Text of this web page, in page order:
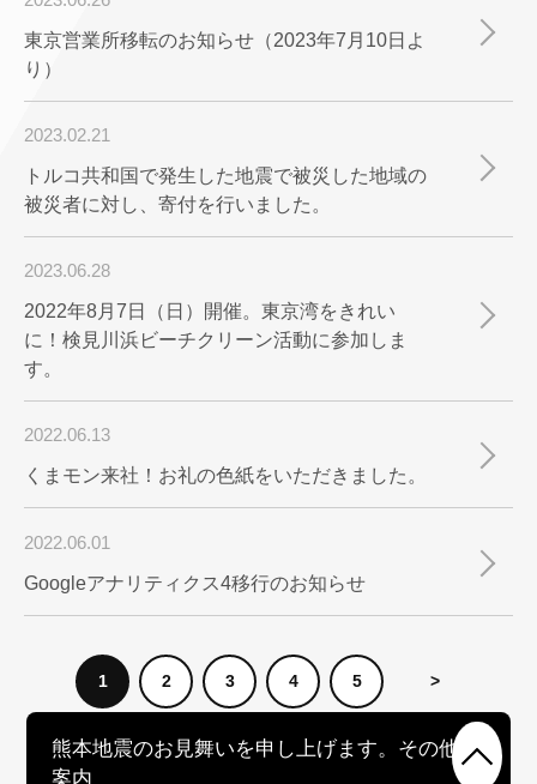
東京営業所移転のお知らせ（2023年7月10日よ
り）
2023.02.21
トルコ共和国で発生した地震で被災した地域の
被災者に対し、寄付を行いました。
2023.06.28
2022年8月7日（日）開催。東京湾をきれい
に！検見川浜ビーチクリーン活動に参加しま
す。
2022.06.13
くまモン来社！お礼の色紙をいただきました。
2022.06.01
Googleアナリティクス4移行のお知らせ
1 2 3 4 5 >
熊本地震のお見舞いを申し上げます。その他ご
案内